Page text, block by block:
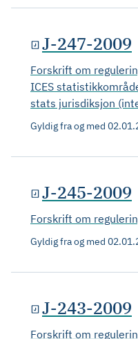
J-247-2009
Forskrift om
ICES
stats jurisdiksjon
Gyldig fra og med
J-245-2009
Forskrift om
Gyldig fra og med
J-243-2009
Forskrift om